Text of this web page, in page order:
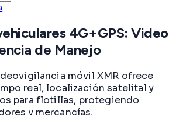
4G+GPS: Video
de Manejo
móvil XMR ofrece
real, localización satelital y
para flotillas, protegiendo
y mercancías.